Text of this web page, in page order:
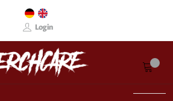
Login